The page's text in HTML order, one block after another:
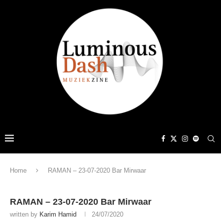
Home RAMAN – 23-07-2020 Bar Mirwaar
RAMAN – 23-07-2020 Bar Mirwaar
written by Karim Hamid 24/07/2020